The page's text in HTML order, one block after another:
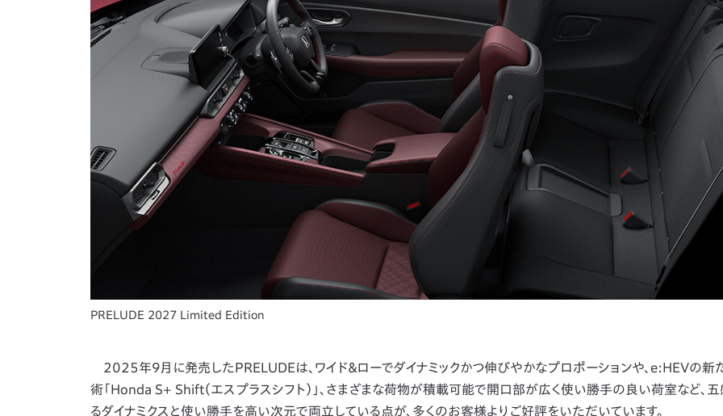
PRELUDE 2027 Limited Edition
2025年9月に発売したPRELUDEは、ワイド＆ローでダイナミックかつ伸びやかなプロポーションや、e:HEVの新
術「Honda S+ Shift（エスプラスシフト）」、さまざまな荷物が積載可能で開口部が広く使い勝手の良い荷室など、
るダイナミクスと使い勝手を高い次元で両立している点が、多くのお客様よりご好評をいただいています。